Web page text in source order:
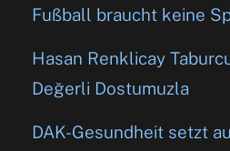
Fußball braucht keine
Hasan Renklicay
Değerli Dostumuzla
DAK-Gesundheit setzt